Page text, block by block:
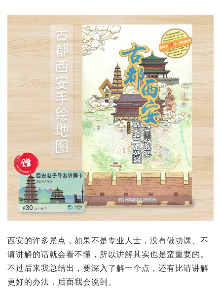
西安的许多景点，如果不是专业人士，没有做功课、不
请讲解的话就会看不懂，所以讲解其实也是蛮重要的。
不过后来我总结出，要深入了解一个点，还有比请讲解
更好的办法，后面我会说到。